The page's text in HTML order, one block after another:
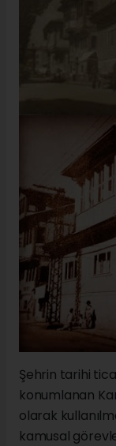
Şehrin tarihi
konumlanan
olarak
kamusal